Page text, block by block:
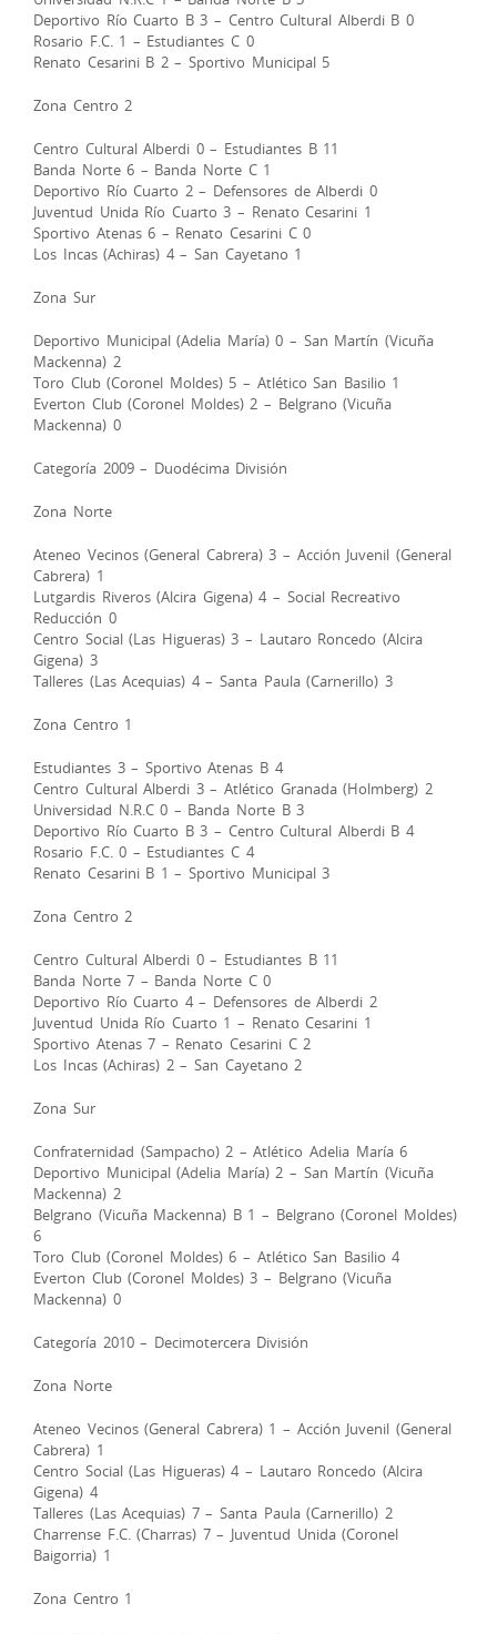
Deportivo Río Cuarto B 3 – Centro Cultural Alberdi B 0
Rosario F.C. 1 – Estudiantes C 0
Renato Cesarini B 2 – Sportivo Municipal 5
Zona Centro 2
Centro Cultural Alberdi 0 – Estudiantes B 11
Banda Norte 6 – Banda Norte C 1
Deportivo Río Cuarto 2 – Defensores de Alberdi 0
Juventud Unida Río Cuarto 3 – Renato Cesarini 1
Sportivo Atenas 6 – Renato Cesarini C 0
Los Incas (Achiras) 4 – San Cayetano 1
Zona Sur
Deportivo Municipal (Adelia María) 0 – San Martín (Vicuña
Mackenna) 2
Toro Club (Coronel Moldes) 5 – Atlético San Basilio 1
Everton Club (Coronel Moldes) 2 – Belgrano (Vicuña
Mackenna) 0
Categoría 2009 – Duodécima División
Zona Norte
Ateneo Vecinos (General Cabrera) 3 – Acción Juvenil (General
Cabrera) 1
Lutgardis Riveros (Alcira Gigena) 4 – Social Recreativo
Reducción 0
Centro Social (Las Higueras) 3 – Lautaro Roncedo (Alcira
Gigena) 3
Talleres (Las Acequias) 4 – Santa Paula (Carnerillo) 3
Zona Centro 1
Estudiantes 3 – Sportivo Atenas B 4
Centro Cultural Alberdi 3 – Atlético Granada (Holmberg) 2
Universidad N.R.C 0 – Banda Norte B 3
Deportivo Río Cuarto B 3 – Centro Cultural Alberdi B 4
Rosario F.C. 0 – Estudiantes C 4
Renato Cesarini B 1 – Sportivo Municipal 3
Zona Centro 2
Centro Cultural Alberdi 0 – Estudiantes B 11
Banda Norte 7 – Banda Norte C 0
Deportivo Río Cuarto 4 – Defensores de Alberdi 2
Juventud Unida Río Cuarto 1 – Renato Cesarini 1
Sportivo Atenas 7 – Renato Cesarini C 2
Los Incas (Achiras) 2 – San Cayetano 2
Zona Sur
Confraternidad (Sampacho) 2 – Atlético Adelia María 6
Deportivo Municipal (Adelia María) 2 – San Martín (Vicuña
Mackenna) 2
Belgrano (Vicuña Mackenna) B 1 – Belgrano (Coronel Moldes)
6
Toro Club (Coronel Moldes) 6 – Atlético San Basilio 4
Everton Club (Coronel Moldes) 3 – Belgrano (Vicuña
Mackenna) 0
Categoría 2010 – Decimotercera División
Zona Norte
Ateneo Vecinos (General Cabrera) 1 – Acción Juvenil (General
Cabrera) 1
Centro Social (Las Higueras) 4 – Lautaro Roncedo (Alcira
Gigena) 4
Talleres (Las Acequias) 7 – Santa Paula (Carnerillo) 2
Charrense F.C. (Charras) 7 – Juventud Unida (Coronel
Baigorria) 1
Zona Centro 1